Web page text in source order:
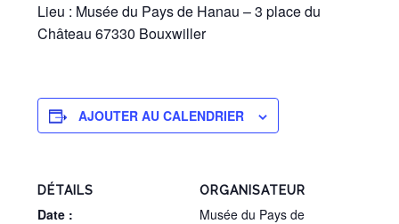
Lieu : Musée du Pays de Hanau – 3 place du
Château 67330 Bouxwiller
AJOUTER AU CALENDRIER
DÉTAILS
Date :
ORGANISATEUR
Musée du Pays de